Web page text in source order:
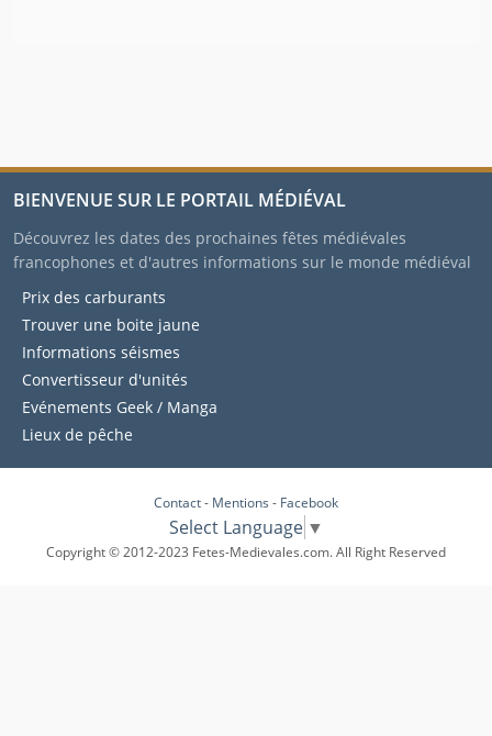
BIENVENUE SUR LE PORTAIL MÉDIÉVAL
Découvrez les dates des prochaines fêtes médiévales
francophones et d'autres informations sur le monde médiéval
Prix des carburants
Trouver une boite jaune
Informations séismes
Convertisseur d'unités
Evénements Geek / Manga
Lieux de pêche
Contact- Mentions - Facebook
Select Language ▼
Copyright © 2012-2023 Fetes-Medievales.com. All Right Reserved